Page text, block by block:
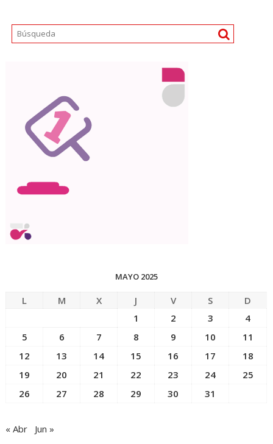
MAYO 2025
L M X J V S
D
1
2 3
4
5
6 7 8 9 10
11
12
13 14 15 16 17
18
19
20 21 22 23 24
25
26
27 28 29 30 31
« Abr Jun »